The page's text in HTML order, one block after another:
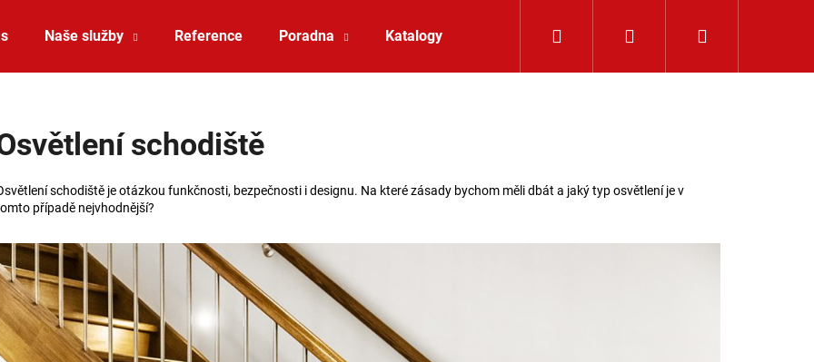
Naše služby Reference Poradna Katalogy Přihlášení
schodiště
schodiště je otázkou funkčnosti, bezpečnosti i designu. Na které zásady bychom měli dbát a jaký typ osvětlení je v
případě nejvhodnější?
Doporučujeme